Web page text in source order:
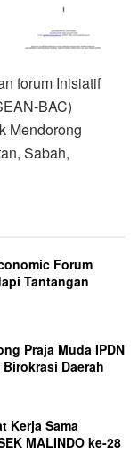
forum Inisiatif
BAC)
Mendorong
Sabah,
Forum
Tantangan
Praja Muda IPDN
Daerah
Kerja Sama
MALINDO ke-28